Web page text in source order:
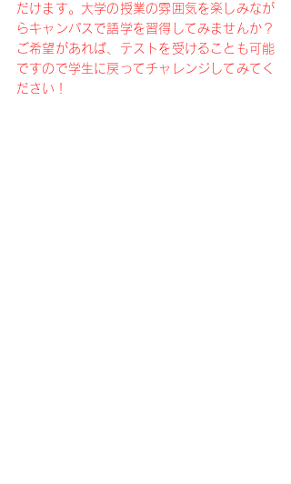
だけます。大学の授業の雰囲気を楽しみなが
らキャンパスで語学を習得してみませんか？
ご希望があれば、テストを受けることも可能
ですので学生に戻ってチャレンジしてみてく
ださい！